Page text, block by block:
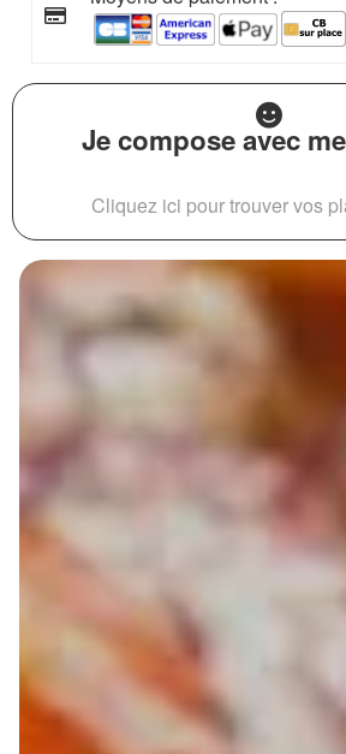
Je compose avec
Cliquez ici pour trouver vos